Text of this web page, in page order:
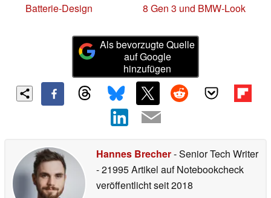
Batterie-Design
8 Gen 3 und BMW-Look
Als bevorzugte Quelle
auf Google
hinzufügen
Hannes Brecher- Senior Tech Writer
- 21995 Artikel auf Notebookcheck
veröffentlichtseit 2018